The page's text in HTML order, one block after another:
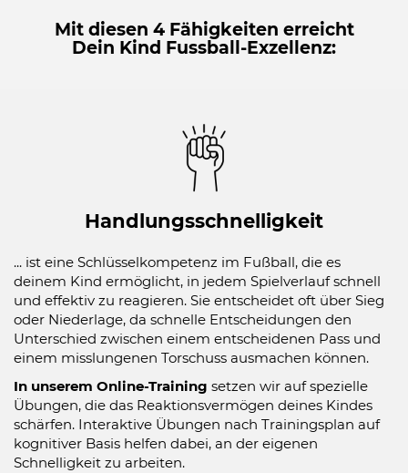
Mit diesen 4 Fähigkeiten erreicht
Dein Kind Fussball-Exzellenz:
Handlungsschnelligkeit
... ist eine Schlüsselkompetenz im Fußball, die es
deinem Kind ermöglicht, in jedem Spielverlauf schnell
und effektiv zu reagieren. Sie entscheidet oft über Sieg
oder Niederlage, da schnelle Entscheidungen den
Unterschied zwischen einem entscheidenen Pass und
einem misslungenen Torschuss ausmachen können.
In unserem Online-Training setzen wir auf spezielle
Übungen, die das Reaktionsvermögen deines Kindes
schärfen. Interaktive Übungen nach Trainingsplan auf
kognitiver Basis helfen dabei, an der eigenen
Schnelligkeit zu arbeiten.